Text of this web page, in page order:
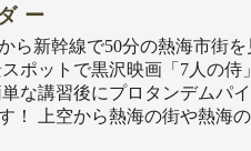
ー
ら新幹線で50分の熱海市街を
ポットで黒沢映画「7人の侍
な講習後にプロタンデムパ
！ 上空から熱海の街や熱海